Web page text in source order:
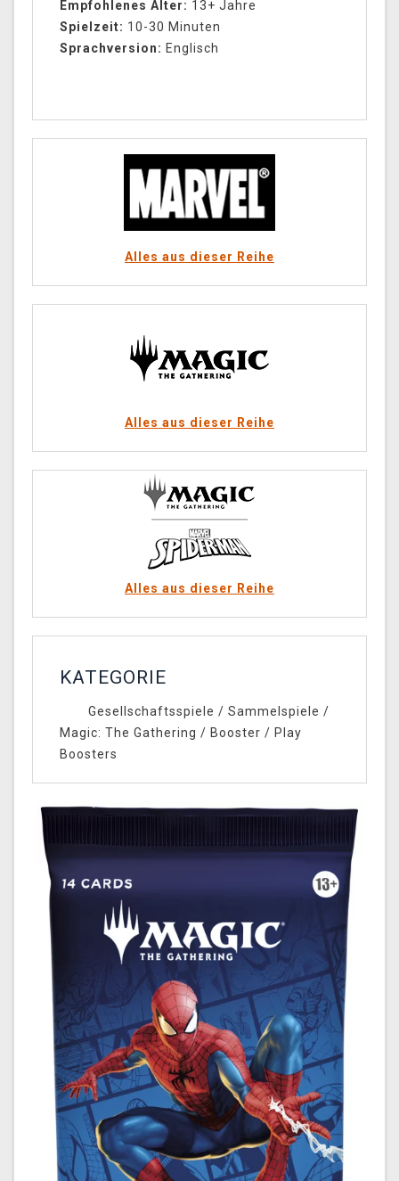
Empfohlenes Alter: 13+ Jahre
Spielzeit: 10-30 Minuten
Sprachversion: Englisch
Alles aus dieser Reihe
Alles aus dieser Reihe
Alles aus dieser Reihe
KATEGORIE
Gesellschaftsspiele / Sammelspiele /
Magic: The Gathering / Booster / Play
Boosters